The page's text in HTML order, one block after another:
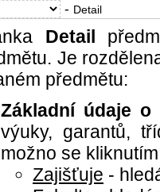
- Detail
Detail
Je
předmětu:
Základní údaje o
výuky, garantů,
možno se
Zajišťuje -